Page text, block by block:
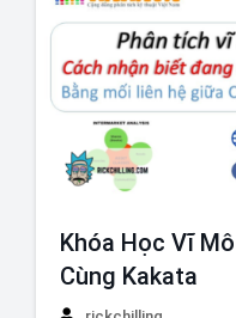
Khóa Học Vĩ
Cùng Kakata